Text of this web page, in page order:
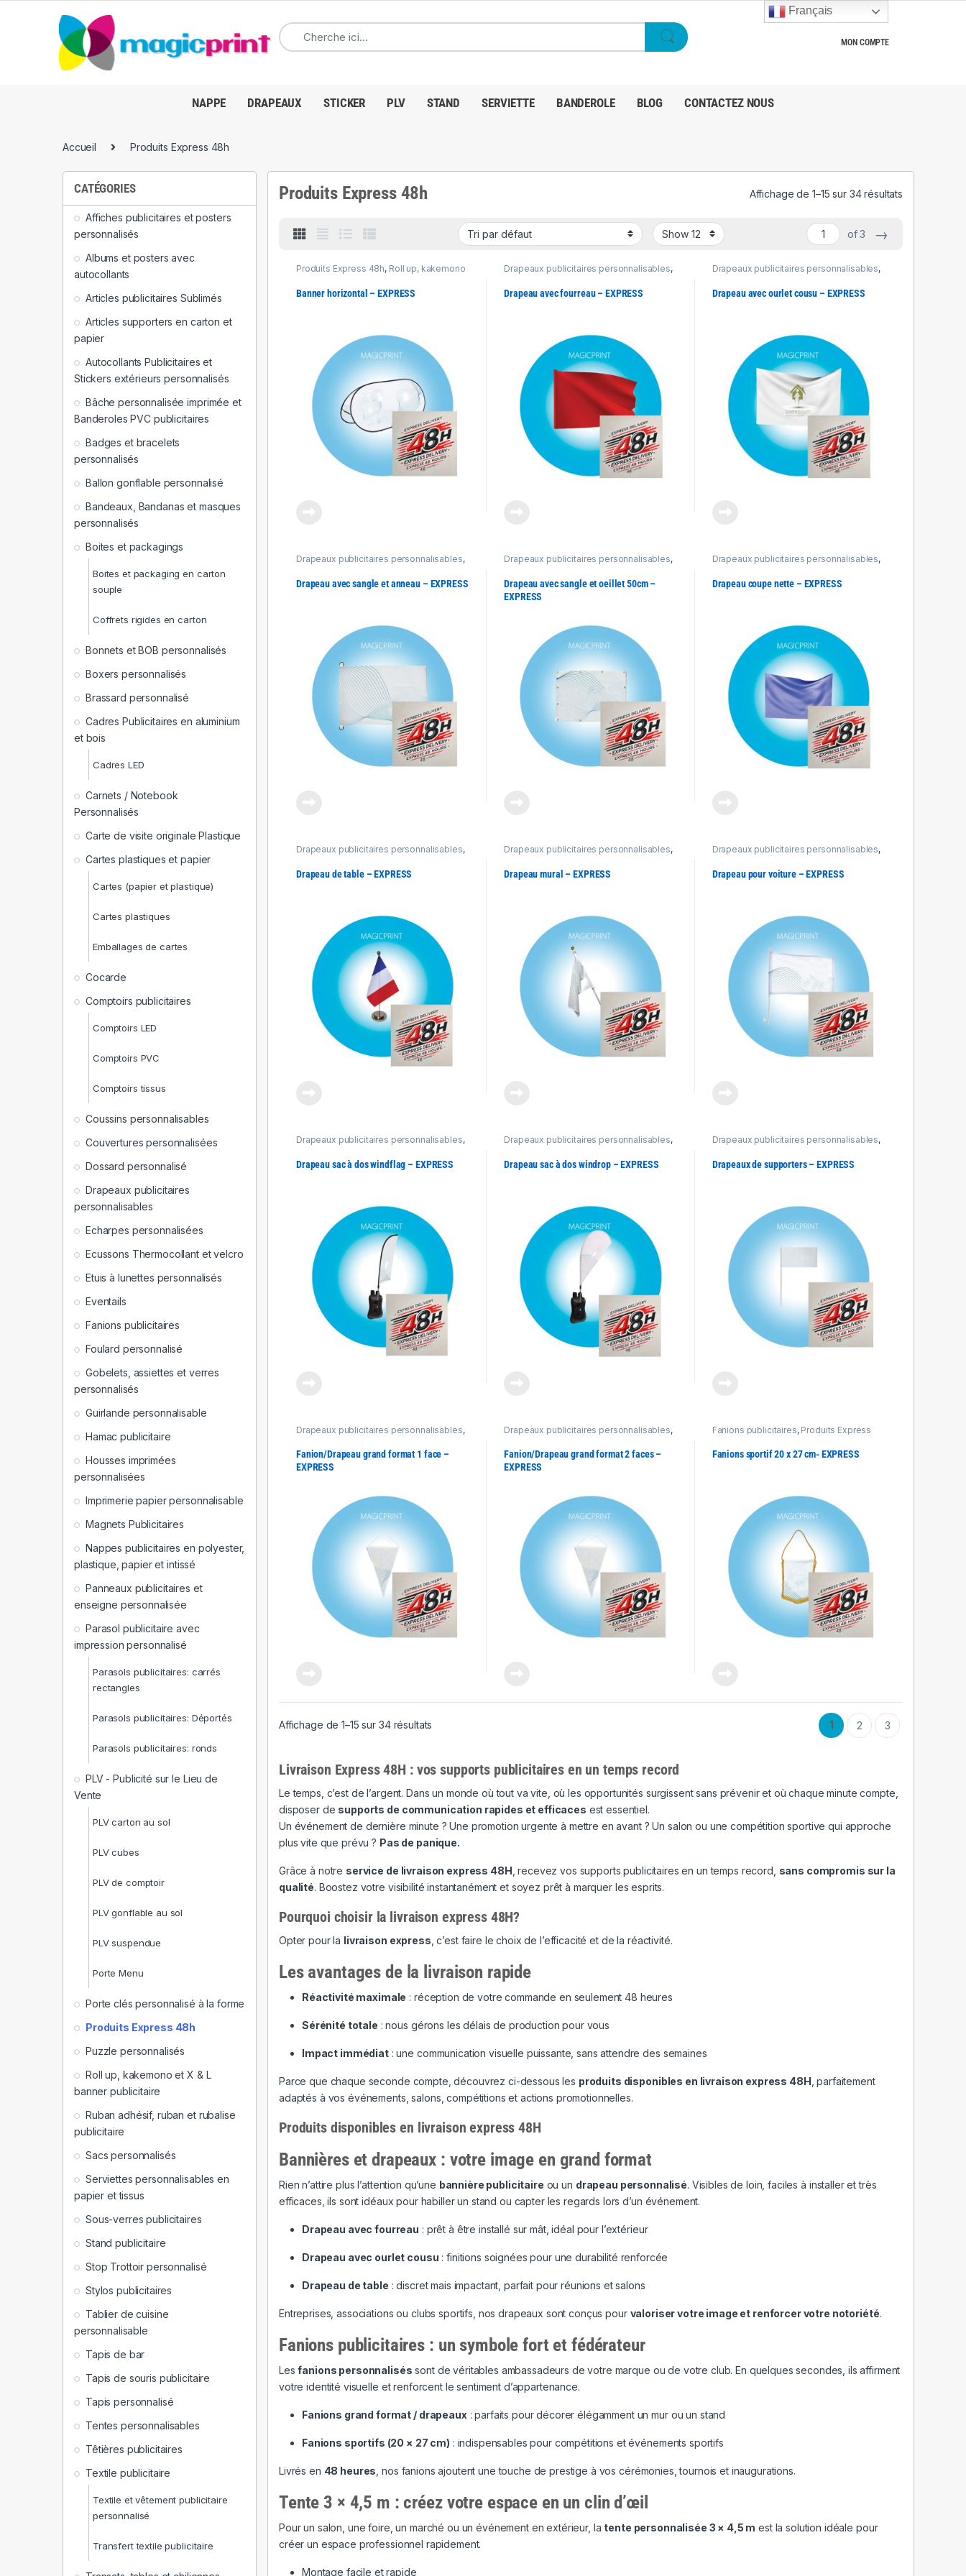
MON COMPTE
NAPPE DRAPEAUX STICKER PLV STAND SERVIETTE BANDEROLE BLOG CONTACTEZ NOUS
Accueil Produits Express 48h
Produits Express 48h Affichage de 1–15 sur 34 résultats
of 3 →
Produits Express 48h, Roll up, kakemono
et X & L banner publicitaire
Banner horizontal – EXPRESS
Drapeaux publicitaires personnalisables,
Produits Express 48h
Drapeau avec fourreau – EXPRESS
Drapeaux publicitaires personnalisables,
Produits Express 48h
Drapeau avec ourlet cousu – EXPRESS
Drapeaux publicitaires personnalisables,
Produits Express 48h
Drapeau avec sangle et anneau – EXPRESS
Drapeaux publicitaires personnalisables,
Produits Express 48h
Drapeau avec sangle et oeillet 50cm –
EXPRESS
Drapeaux publicitaires personnalisables,
Produits Express 48h
Drapeau coupe nette – EXPRESS
Drapeaux publicitaires personnalisables,
Produits Express 48h
Drapeau de table – EXPRESS
Drapeaux publicitaires personnalisables,
Produits Express 48h
Drapeau mural – EXPRESS
Drapeaux publicitaires personnalisables,
Produits Express 48h
Drapeau pour voiture – EXPRESS
Drapeaux publicitaires personnalisables,
Produits Express 48h
Drapeau sac à dos windflag – EXPRESS
Drapeaux publicitaires personnalisables,
Produits Express 48h
Drapeau sac à dos windrop – EXPRESS
Drapeaux publicitaires personnalisables,
Produits Express 48h
Drapeaux de supporters – EXPRESS
Drapeaux publicitaires personnalisables,
Fanion/Drapeau grand format 1 face –
EXPRESS
Drapeaux publicitaires personnalisables,
Fanion/Drapeau grand format 2 faces –
EXPRESS
Fanions publicitaires, Produits Express
Fanions sportif 20 x 27 cm- EXPRESS
Affichage de 1–15 sur 34 résultats 1 2 3
Livraison Express 48H : vos supports publicitaires en un temps record
Le temps, c’est de l’argent. Dans un monde où tout va vite, où les opportunités surgissent sans prévenir et où chaque minute compte,
disposer de supports de communication rapides et efficaces est essentiel.
Un événement de dernière minute ? Une promotion urgente à mettre en avant ? Un salon ou une compétition sportive qui approche
plus vite que prévu ? Pas de panique.
Grâce à notre service de livraison express 48H , recevez vos supports publicitaires en un temps record, sans compromis sur la
qualité. Boostez votre visibilité instantanément et soyez prêt à marquer les esprits.
Pourquoi choisir la livraison express 48H?
Opter pour la livraison express , c’est faire le choix de l’efficacité et de la réactivité.
Les avantages de la livraison rapide
Réactivité maximale : réception de votre commande en seulement 48 heures
Sérénité totale : nous gérons les délais de production pour vous
Impact immédiat: une communication visuelle puissante, sans attendre des semaines
Parce que chaque seconde compte, découvrez ci-dessous les produits disponibles en livraison express 48H , parfaitement
adaptés à vos événements, salons, compétitions et actions promotionnelles.
Produits disponibles en livraison express 48H
Bannières et drapeaux : votre image en grand format
Rien n’attire plus l’attention qu’une bannière publicitaire ou un drapeau personnalisé. Visibles de loin, faciles à installer et très
efficaces, ils sont idéaux pour habiller un stand ou capter les regards lors d’un événement.
Drapeau avec fourreau : prêt à être installé sur mât, idéal pour l’extérieur
Drapeau avec ourlet cousu : finitions soignées pour une durabilité renforcée
Drapeau de table : discret mais impactant, parfait pour réunions et salons
Entreprises, associations ou clubs sportifs, nos drapeaux sont conçus pour valoriser votre image et renforcer votre notoriété.
Fanions publicitaires : un symbole fort et fédérateur
Lesfanions personnalisés sont de véritables ambassadeurs de votre marque ou de votre club. En quelques secondes, ils affirment
votre identité visuelle et renforcent le sentiment d’appartenance.
Fanions grand format / drapeaux : parfaits pour décorer élégamment un mur ou un stand
Fanions sportifs (20 × 27 cm) : indispensables pour compétitions et événements sportifs
Livrés en 48 heures , nos fanions ajoutent une touche de prestige à vos cérémonies, tournois et inaugurations.
Tente 3 × 4,5 m : créez votre espace en un clin d’œil
Pour un salon, une foire, un marché ou un événement en extérieur, la tente personnalisée 3 × 4,5 m est la solution idéale pour
créer un espace professionnel rapidement.
Montage facile et rapide
CATÉGORIES
Affiches publicitaires et posters
personnalisés
Albums et posters avec
autocollants
Articles publicitaires Sublimés
Articles supporters en carton et
papier
Autocollants Publicitaires et
Stickers extérieurs personnalisés
Bâche personnalisée imprimée et
Banderoles PVC publicitaires
Badges et bracelets
personnalisés
Ballon gonflable personnalisé
Bandeaux, Bandanas et masques
personnalisés
Boites et packagings
Boites et packaging en carton
souple
Coffrets rigides en carton
Bonnets et BOB personnalisés
Boxers personnalisés
Brassard personnalisé
Cadres Publicitaires en aluminium
et bois
Cadres LED
Carnets / Notebook
Personnalisés
Carte de visite originale Plastique
Cartes plastiques et papier
Cartes (papier et plastique)
Cartes plastiques
Emballages de cartes
Cocarde
Comptoirs publicitaires
Comptoirs LED
Comptoirs PVC
Comptoirs tissus
Coussins personnalisables
Couvertures personnalisées
Dossard personnalisé
Drapeaux publicitaires
personnalisables
Echarpes personnalisées
Ecussons Thermocollant et velcro
Etuis à lunettes personnalisés
Eventails
Fanions publicitaires
Foulard personnalisé
Gobelets, assiettes et verres
personnalisés
Guirlande personnalisable
Hamac publicitaire
Housses imprimées
personnalisées
Imprimerie papier personnalisable
Magnets Publicitaires
Nappes publicitaires en polyester,
plastique, papier et intissé
Panneaux publicitaires et
enseigne personnalisée
Parasol publicitaire avec
impression personnalisé
Parasols publicitaires: carrés
rectangles
Parasols publicitaires: Déportés
Parasols publicitaires: ronds
PLV - Publicité sur le Lieu de
Vente
PLV carton au sol
PLV cubes
PLV de comptoir
PLV gonflable au sol
PLV suspendue
Porte Menu
Porte clés personnalisé à la forme
Produits Express 48h
Puzzle personnalisés
Roll up, kakemono et X & L
banner publicitaire
Ruban adhésif, ruban et rubalise
publicitaire
Sacs personnalisés
Serviettes personnalisables en
papier et tissus
Sous-verres publicitaires
Stand publicitaire
Stop Trottoir personnalisé
Stylos publicitaires
Tablier de cuisine
personnalisable
Tapis de bar
Tapis de souris publicitaire
Tapis personnalisé
Tentes personnalisables
Têtières publicitaires
Textile publicitaire
Textile et vêtement publicitaire
personnalisé
Transfert textile publicitaire
Français